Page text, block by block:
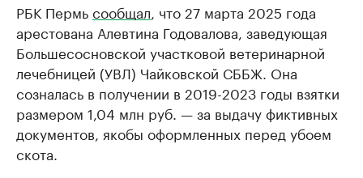
РБК Пермьсообщал , что 27 марта 2025 года
арестована Алевтина Годовалова, заведующая
Большесосновской участковой ветеринарной
лечебницей (УВЛ) Чайковской СББЖ. Она
созналась в получении в 2019-2023 годы взятки
размером 1,04 млн руб. — за выдачу фиктивных
документов, якобы оформленных перед убоем
скота.